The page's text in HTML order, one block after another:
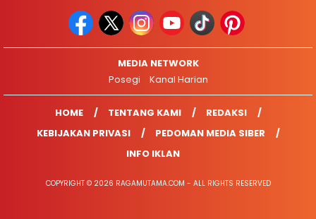
MEDIA NETWORK
Posegi
Kanal Harian
HOME TENTANG KAMI
REDAKSI
KEBIJAKAN PRIVASI
PEDOMAN MEDIA SIBER
INFO IKLAN
COPYRIGHT © 2026 RAGAMUTAMA.COM - ALL RIGHTS RESERVED